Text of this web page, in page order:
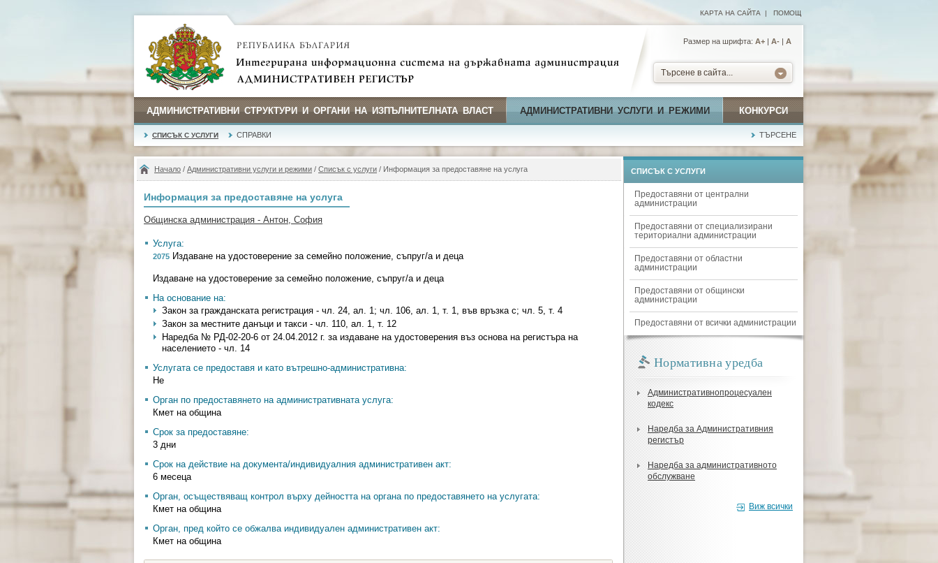
КАРТА НА САЙТА | ПОМОЩ
Размер на шрифта: А+ | A- | A
Търсене в сайта...
АДМИНИСТРАТИВНИ СТРУКТУРИ И ОРГАНИ НА ИЗПЪЛНИТЕЛНАТА ВЛАСТ АДМИНИСТРАТИВНИ УСЛУГИ И РЕЖИМИ КОНКУРСИ
СПИСЪК С УСЛУГИ СПРАВКИ ТЪРСЕНЕ
Начало / Административни услуги и режими / Списък с услуги / Информация за предоставяне на услуга
Информация за предоставяне на услуга
Общинска администрация - Антон, София
Услуга:
2075 Издаване на удостоверение за семейно положение, съпруг/а и деца
Издаване на удостоверение за семейно положение, съпруг/а и деца
На основание на:
Закон за гражданската регистрация - чл. 24, ал. 1; чл. 106, ал. 1, т. 1, във връзка с; чл. 5, т. 4
Закон за местните данъци и такси - чл. 110, ал. 1, т. 12
Наредба № РД-02-20-6 от 24.04.2012 г. за издаване на удостоверения въз основа на регистъра на
населението - чл. 14
Услугата се предоставя и като вътрешно-административна:
Не
Орган по предоставянето на административната услуга:
Кмет на община
Срок за предоставяне:
3 дни
Срок на действие на документа/индивидуалния административен акт:
6 месеца
Орган, осъществяващ контрол върху дейността на органа по предоставянето на услугата:
Кмет на община
Орган, пред който се обжалва индивидуален административен акт:
Кмет на община
СПИСЪК С УСЛУГИ
Предоставяни от централни
администрации
Предоставяни от специализирани
териториални администрации
Предоставяни от областни
администрации
Предоставяни от общински
администрации
Предоставяни от всички администрации
Нормативна уредба
Административнопроцесуален
кодекс
Наредба за Административния
регистър
Наредба за административното
обслужване
Виж всички